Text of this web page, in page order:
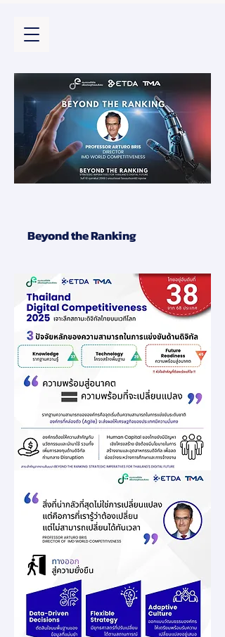
Beyond the Ranking